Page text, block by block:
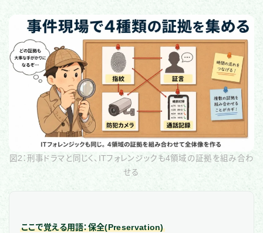
図2：刑事ドラマと同じく、ITフォレンジックも4領域の証拠を組み合わ
せる
ここで覚える用語：保全(Preservation)